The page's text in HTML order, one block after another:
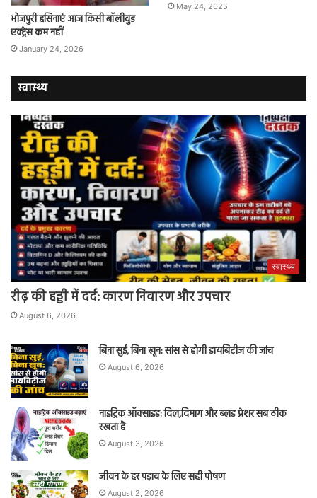
भोजपुरी हसिनाएं आज किसी बॉलीवुड
एक्ट्रेस कम नहीं
January 24, 2026
May 24, 2025
स्वास्थ्य
स्वास्थ्य
रीढ़ की हड्डी में दर्द: कारण निवारण और उपचार
August 6, 2026
बिना सुई, बिना खून: सांस से होगी डायबिटीज की जांच
August 6, 2026
नाइट्रिक ऑक्साइड: दिल,दिमाग और ब्लड प्रेशर सब ठीक
रखता है
August 3, 2026
जीवन के हर पड़ाव के लिए सही पोषण
August 2, 2026